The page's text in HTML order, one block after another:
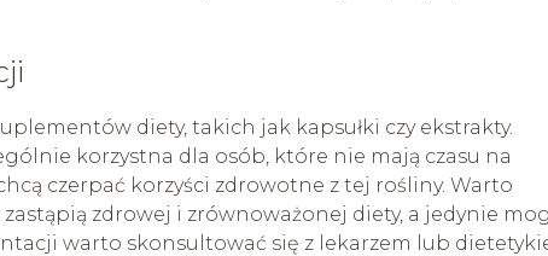
diety, takich jak kapsułki czy ekstrakty.
korzystna dla osób, które nie mają czasu na
czerpać korzyści zdrowotne z tej rośliny. Warto
zdrowej i zrównoważonej diety, a jedynie
warto skonsultować się z lekarzem lub